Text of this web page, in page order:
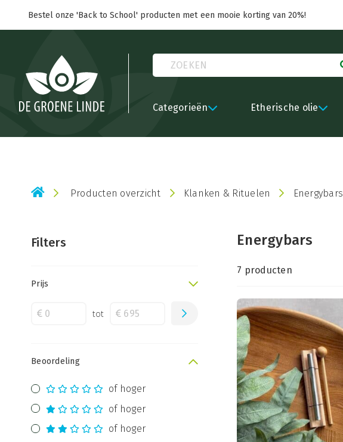
Bestel onze 'Back to School' producten met een mooie korting van 20%!
Categorieën Etherische olie
Producten overzicht Klanken & Rituelen Energybars
Filters
Prijs
tot
Beoordeling
of hoger
of hoger
of hoger
Energybars
7 producten